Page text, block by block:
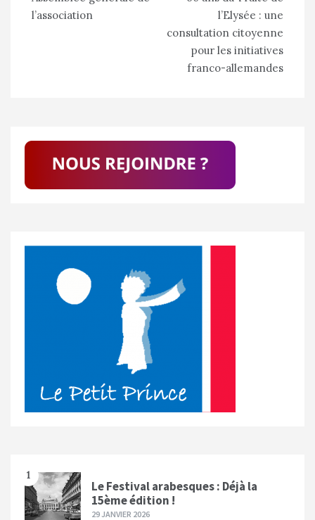
de
l’association
l’Elysée : une
consultation citoyenne
pour les initiatives
franco-allemandes
1
Le Festival arabesques : Déjà la
15ème édition !
29 JANVIER 2026